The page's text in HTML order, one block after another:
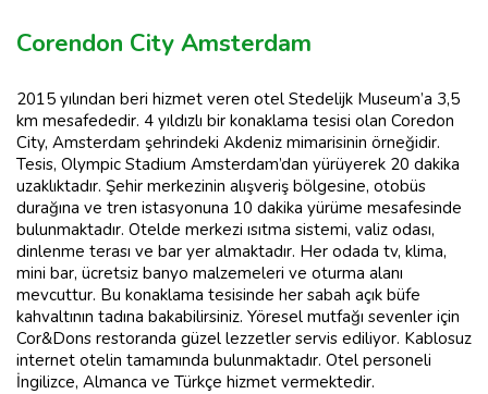
Corendon City Amsterdam
2015 yılından beri hizmet veren otel Stedelijk Museum’a 3,5
km mesafededir. 4 yıldızlı bir konaklama tesisi olan Coredon
City, Amsterdam şehrindeki Akdeniz mimarisinin örneğidir.
Tesis, Olympic Stadium Amsterdam’dan yürüyerek 20 dakika
uzaklıktadır. Şehir merkezinin alışveriş bölgesine, otobüs
durağına ve tren istasyonuna 10 dakika yürüme mesafesinde
bulunmaktadır. Otelde merkezi ısıtma sistemi, valiz odası,
dinlenme terası ve bar yer almaktadır. Her odada tv, klima,
mini bar, ücretsiz banyo malzemeleri ve oturma alanı
mevcuttur. Bu konaklama tesisinde her sabah açık büfe
kahvaltının tadına bakabilirsiniz. Yöresel mutfağı sevenler için
Cor&Dons restoranda güzel lezzetler servis ediliyor. Kablosuz
internet otelin tamamında bulunmaktadır. Otel personeli
İngilizce, Almanca ve Türkçe hizmet vermektedir.